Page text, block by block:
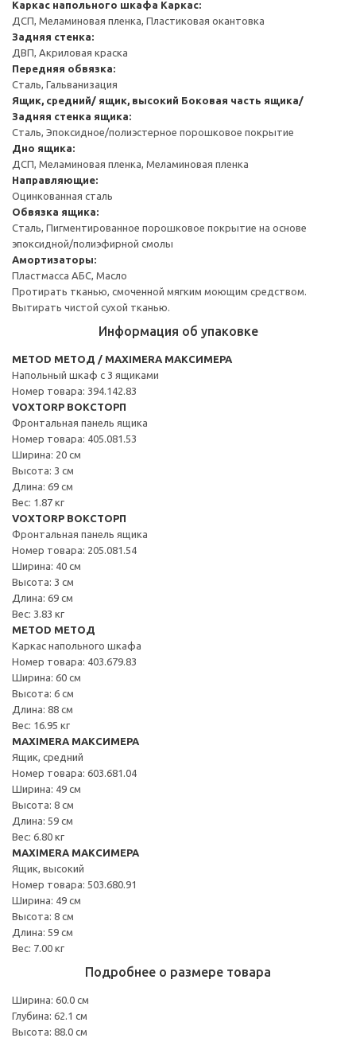
Каркас напольного шкафа Каркас:
ДСП, Меламиновая пленка, Пластиковая окантовка
Задняя стенка:
ДВП, Акриловая краска
Передняя обвязка:
Сталь, Гальванизация
Ящик, средний/ ящик, высокий Боковая часть ящика/
Задняя стенка ящика:
Сталь, Эпоксидное/полиэстерное порошковое покрытие
Дно ящика:
ДСП, Меламиновая пленка, Меламиновая пленка
Направляющие:
Оцинкованная сталь
Обвязка ящика:
Сталь, Пигментированное порошковое покрытие на основе
эпоксидной/полиэфирной смолы
Амортизаторы:
Пластмасса АБС, Масло
Протирать тканью, смоченной мягким моющим средством.
Вытирать чистой сухой тканью.
Информация об упаковке
METOD МЕТОД / MAXIMERA МАКСИМЕРА
Напольный шкаф с 3 ящиками
Номер товара: 394.142.83
VOXTORP ВОКСТОРП
Фронтальная панель ящика
Номер товара: 405.081.53
Ширина: 20 см
Высота: 3 см
Длина: 69 см
Вес: 1.87 кг
VOXTORP ВОКСТОРП
Фронтальная панель ящика
Номер товара: 205.081.54
Ширина: 40 см
Высота: 3 см
Длина: 69 см
Вес: 3.83 кг
METOD МЕТОД
Каркас напольного шкафа
Номер товара: 403.679.83
Ширина: 60 см
Высота: 6 см
Длина: 88 см
Вес: 16.95 кг
MAXIMERA МАКСИМЕРА
Ящик, средний
Номер товара: 603.681.04
Ширина: 49 см
Высота: 8 см
Длина: 59 см
Вес: 6.80 кг
MAXIMERA МАКСИМЕРА
Ящик, высокий
Номер товара: 503.680.91
Ширина: 49 см
Высота: 8 см
Длина: 59 см
Вес: 7.00 кг
Подробнее о размере товара
Ширина: 60.0 см
Глубина: 62.1 см
Высота: 88.0 см